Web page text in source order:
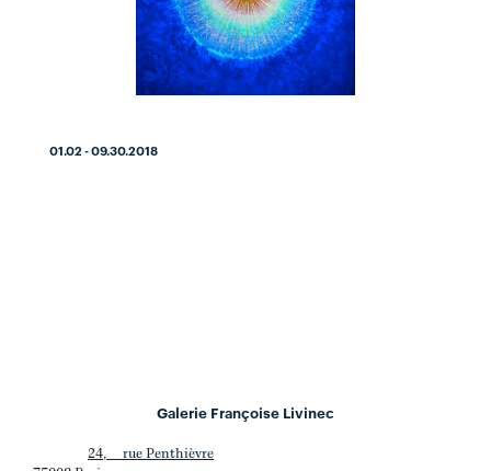
01.02 - 09.30.2018
Galerie Françoise Livinec
24, rue Penthièvre